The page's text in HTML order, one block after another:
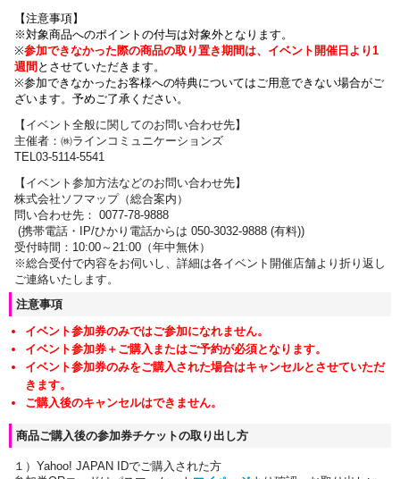
【注意事項】
※対象商品へのポイントの付与は対象外となります。
※参加できなかった際の商品の取り置き期間は、イベント開催日より1
週間 とさせていただきます。
※参加できなかったお客様への特典についてはご用意できない場合がご
ざいます。 予めご了承ください。
【 イベント全般に関してのお問い合わせ先】
主催者：㈱ラインコミュニケーションズ
TEL03-5114-5541
【イベント参加方法などのお問い合わせ先】
株式会社ソフマップ（総合案内）
問い合わせ先： 0077-78-9888
(携帯電話・IP/ひかり電話からは 050-3032-9888 (有料))
受付時間：10:00～21:00（年中無休）
※総合受付で内容をお伺いし、詳細は各イベント開催店舗より折り返し
ご連絡いたします。
注意事項
イベント参加券のみではご参加になれません。
イベント参加券＋ご購入またはご予約が必須となります。
イベント参加券のみをご購入された場合はキャンセルとさせていただ
きます。
ご購入後のキャンセルはできません。
商品ご購入後の参加券チケットの取り出し方
１）Yahoo! JAPAN IDでご購入された方